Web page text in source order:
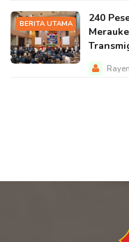
BERITA UTAMA
240